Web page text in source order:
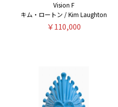
Vision F
キム・ロートン / Kim Laughton
￥110,000